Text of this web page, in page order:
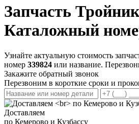
Запчасть
Каталожный
Узнайте актуальную стоимость
номер 339824 или название.
Закажите обратный звонок
Перезвоним в короткие сроки и
Доставляем
по Кемерово и Кузбассу